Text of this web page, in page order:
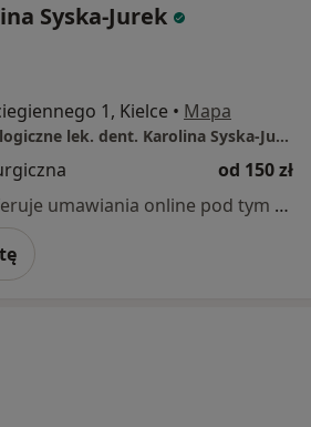
Syska-Jurek
1, Kielce • Mapa
Gabinety Stomatologiczne lek. dent. Karolina Syska-Jurek
od 150 zł
Specjalista nie oferuje umawiania online pod tym adresem.